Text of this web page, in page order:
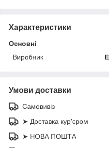
Характеристики
Основні
Виробник
Умови доставки
Самовивіз
➤ Доставка кур'єром
➤ НОВА ПОШТА